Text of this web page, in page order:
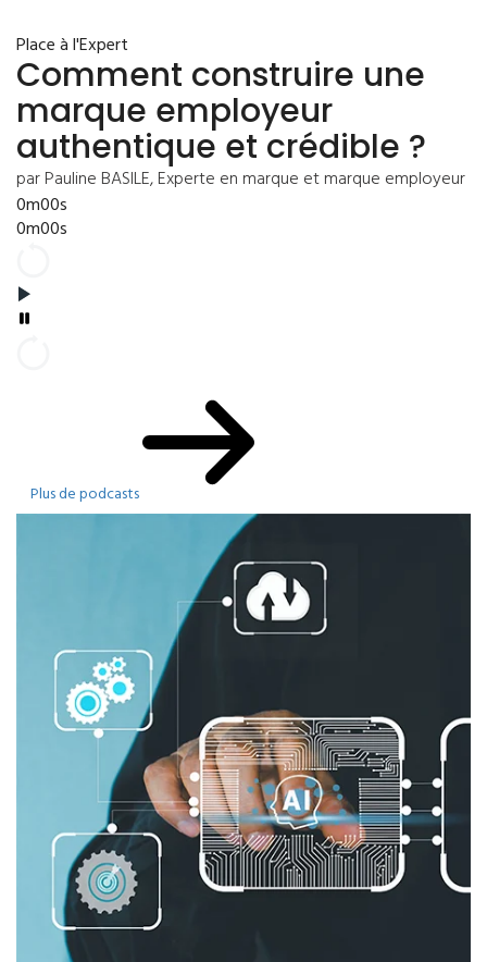
Place à l'Expert
Comment construire une
marque employeur
authentique et crédible ?
par Pauline BASILE, Experte en marque et marque employeur
0m00s
0m00s
Plus de podcasts